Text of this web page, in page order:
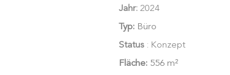
Jahr:2024
Typ: Büro
Status : Konzept
Fläche: 556 m²